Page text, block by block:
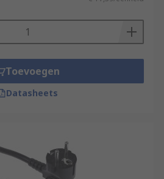
Toevoegen
Datasheets